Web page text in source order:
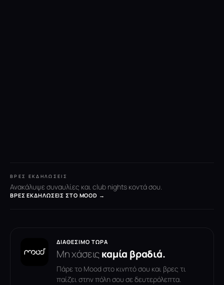
ΒΡΕΣ ΕΚΔΗΛΏΣΕΙΣ
Ανακάλυψε συναυλίες και club nights κοντά σου.
ΒΡΕΣ ΕΚΔΗΛΏΣΕΙΣ ΣΤΟ MOOD →
ΔΙΑΘΈΣΙΜΟ ΤΏΡΑ
Μη χάσειςκαμία βραδιά.
Πάρε το Mood στο κινητό σου και βρες τι
παίζει στην πόλη σου σε δευτερόλεπτα.